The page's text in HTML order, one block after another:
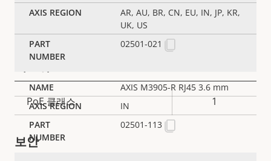
속
성
설
명
속
값
PoE 클래스 1
보안
AR, AU, BR, CN, EU, IN, JP, KR,
UK, US
02501-021
AXIS M3905-R RJ45 3.6 mm
IN
02501-113